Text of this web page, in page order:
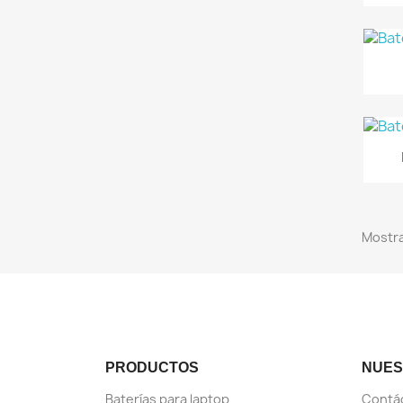
PRODUCTOS
Baterías para laptop